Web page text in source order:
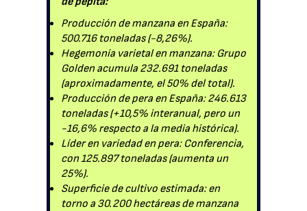
Producción de manzana en España:
500.716 toneladas (-8,26%).
Hegemonía varietal en manzana: Grupo
Golden acumula 232.691 toneladas
(aproximadamente, el 50% del total).
Producción de pera en España: 246.613
toneladas (+10,5% interanual, pero un
-16,6% respecto a la media histórica).
Líder en variedad en pera: Conferencia,
con 125.897 toneladas (aumenta un
25%).
Superficie de cultivo estimada: en
torno a 30.200 hectáreas de manzana